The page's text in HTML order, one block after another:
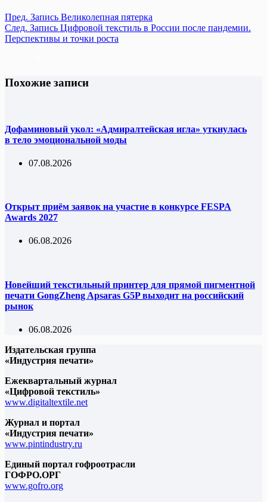
Пред. Запись Великолепная пятерка
След. Запись Цифровой текстиль в России после пандемии.
Перспективы и точки роста
Похожие записи
Дофаминовый укол: «Адмиралтейская игла» уткнулась
в тело эмоциональной моды
07.08.2026
Открыт приём заявок на участие в конкурсе FESPA
Awards 2027
06.08.2026
Новейший текстильный принтер для прямой пигментной
печати GongZheng Apsaras G5P выходит на российский
рынок
06.08.2026
Издательская группа
«Индустрия печати»
Ежеквартальный журнал
«Цифровой текстиль»
www.digitaltextile.net
Журнал и портал
«Индустрия печати»
www.pintindustry.ru
Единый портал гофроотрасли
ГОФРО.ОРГ
www.gofro.org